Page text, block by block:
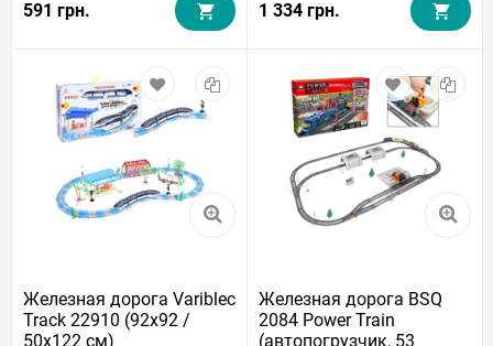
591 грн. 1 334 грн.
Железная дорога Variblec
Track 22910 (92x92 /
50x122 см)
Железная дорога BSQ
2084 Power Train
(автопогрузчик, 53